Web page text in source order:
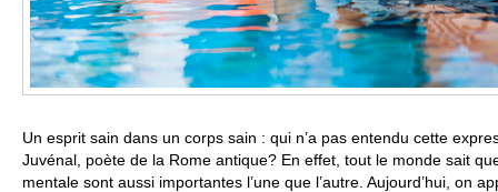
Un esprit sain dans un corps sain : qui n’a pas entendu cette
Juvénal, poète de la Rome antique? En effet, tout le monde sait
mentale sont aussi importantes l’une que l’autre. Aujourd’hui, on